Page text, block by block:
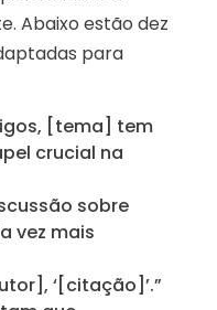
Abaixo estão dez
para
[tema] tem
crucial na
sobre
vez mais
‘[citação]’.”